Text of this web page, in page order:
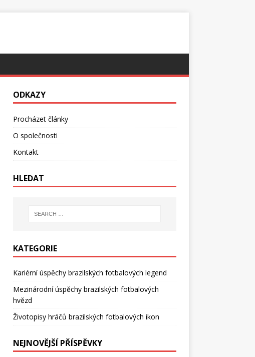
ODKAZY
Procházet články
O společnosti
Kontakt
HLEDAT
KATEGORIE
Kariérní úspěchy brazilských fotbalových legend
Mezinárodní úspěchy brazilských fotbalových
hvězd
Životopisy hráčů brazilských fotbalových ikon
NEJNOVĚJŠÍ PŘÍSPĚVKY